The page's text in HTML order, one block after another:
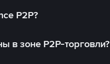
P2P?
в зоне P2P-торговли?